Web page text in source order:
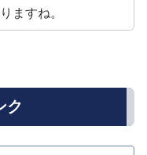
ますね。
ク